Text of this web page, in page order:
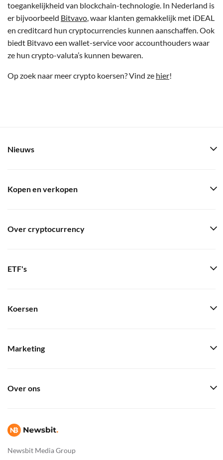
toegankelijkheid van blockchain-technologie. In Nederland is
er bijvoorbeeld Bitvavo, waar klanten gemakkelijk met iDEAL
en creditcard hun cryptocurrencies kunnen aanschaffen. Ook
biedt Bitvavo een wallet-service voor accounthouders waar
ze hun crypto-valuta’s kunnen bewaren.
Op zoek naar meer crypto koersen? Vind ze hier!
Newsbit Media Group
Nieuws
Kopen en verkopen
Over cryptocurrency
ETF's
Koersen
Marketing
Over ons